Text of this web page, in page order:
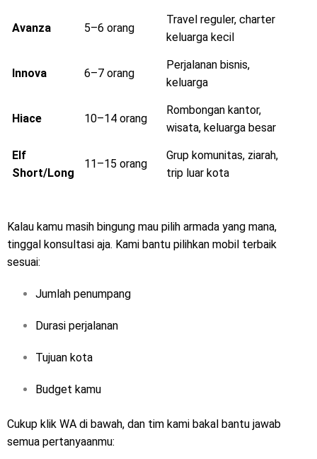
Avanza 5–6 orang
Travel reguler, charter
keluarga kecil
Innova 6–7 orang
Perjalanan bisnis,
keluarga
Hiace 10–14 orang
Rombongan kantor,
wisata, keluarga besar
Elf
Short/Long
11–15 orang
Grup komunitas, ziarah,
trip luar kota
Kalau kamu masih bingung mau pilih armada yang mana,
tinggal konsultasi aja. Kami bantu pilihkan mobil terbaik
sesuai:
Jumlah penumpang
Durasi perjalanan
Tujuan kota
Budget kamu
Cukup klik WA di bawah, dan tim kami bakal bantu jawab
semua pertanyaanmu: